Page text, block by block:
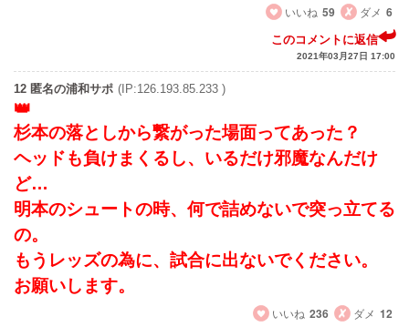
いいね 59 ダメ 6
このコメントに返信
2021年03月27日 17:00
12 匿名の浦和サポ (IP:126.193.85.233 )
杉本の落としから繋がった場面ってあった？
ヘッドも負けまくるし、いるだけ邪魔なんだけ
ど…
明本のシュートの時、何で詰めないで突っ立てる
の。
もうレッズの為に、試合に出ないでください。
お願いします。
いいね 236 ダメ 12